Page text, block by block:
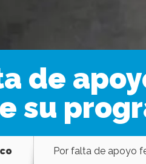
de
su
Por falta de apoyo